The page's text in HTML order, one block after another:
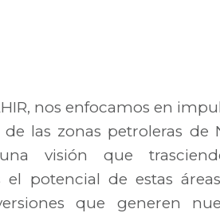
nos enfocamos en
las zonas petroleras de
visión que
el potencial de estas
que generen